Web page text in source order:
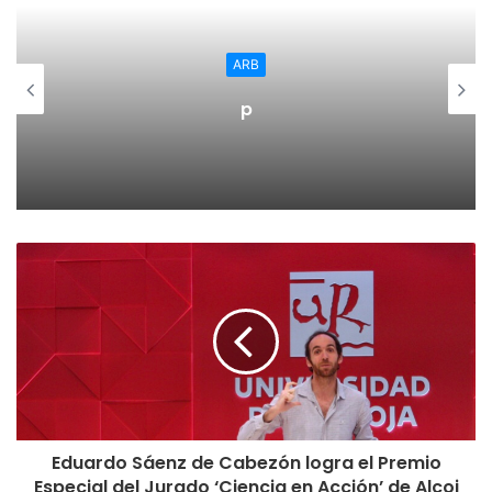
en Logroño, decidió por unanimidad, después de escuchar
a sus miembros de todas las comarcas riojanas, no tomar
parte en la repetición de las elecciones generales. Una
La formación regionalista ha criticado el acuerdo alcanzado
por los grandes partidos para reducir el gasto en
publicidad para la campaña electoral de las elecciones del
10 de noviembre, porque consideran que “es un lavado de
cara y la reducción es mínima, por lo que sigue estando
muy lejos de la cantidad presupuestaria que los partidos
minoritarios podemos permitirnos”.
Por otra parte, el Partido Riojano considera que en estos
ARB
p
Eduardo Sáenz de Cabezón logra el Premio
Especial del Jurado ‘Ciencia en Acción’ de Alcoi